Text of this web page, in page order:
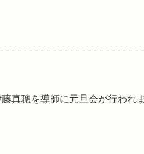
真聰を導師に元旦会が行われ